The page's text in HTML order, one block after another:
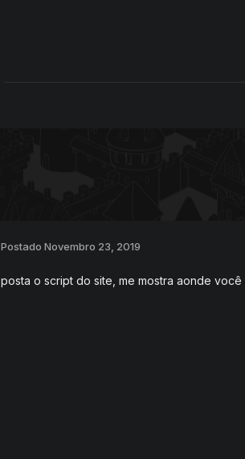
Postado Novembro 23, 2019
posta o script do site, me mostra aonde